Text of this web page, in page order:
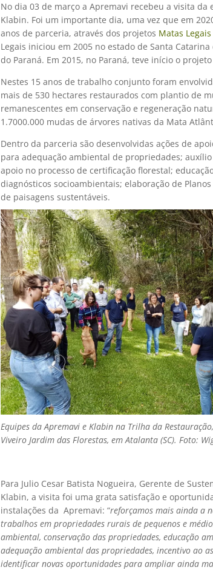
No dia 03 de março a Apremavi recebeu a visita
Klabin. Foi um importante dia, uma vez que em
anos de parceria, através dos projetos Matas Legais
Legais iniciou em 2005 no estado de Santa
do Paraná. Em 2015, no Paraná, teve início o
Nestes 15 anos de trabalho conjunto foram
mais de 530 hectares restaurados com plantio de
remanescentes em conservação e regeneração
1.7000.000 mudas de árvores nativas da Mata
Dentro da parceria são desenvolvidas ações de
para adequação ambiental de propriedades;
apoio no processo de certificação florestal;
diagnósticos socioambientais; elaboração de
de paisagens sustentáveis.
Equipes da Apremavi e Klabin na Trilha da
Viveiro Jardim das Florestas, em Atalanta (SC). Foto:
Para Julio Cesar Batista Nogueira, Gerente de
Klabin, a visita foi uma grata satisfação e
instalações da Apremavi: “reforçamos mais ainda a
trabalhos em propriedades rurais de pequenos e
ambiental, conservação das propriedades, educação
adequação ambiental das propriedades, incentivo ao
identificar novas oportunidades para ampliar ainda